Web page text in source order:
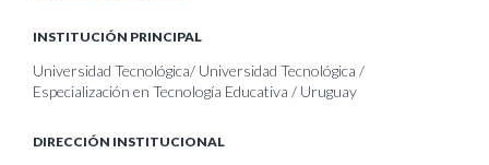
INSTITUCIÓN PRINCIPAL
Universidad Tecnológica/ Universidad Tecnológica /
Especialización en Tecnología Educativa / Uruguay
DIRECCIÓN INSTITUCIONAL